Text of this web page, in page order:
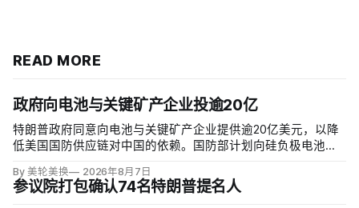
READ MORE
政府向电池与关键矿产企业投逾20亿
特朗普政府同意向电池与关键矿产企业提供逾20亿美元，以降
低美国国防供应链对中国的依赖。国防部计划向硅负极电池公
开采钪的日出能源金属公司（Sunrise Energy Metals）提供4亿
美元贷款，美…
By 美轮美换 2026年8月7日
参议院打包确认74名特朗普提名人